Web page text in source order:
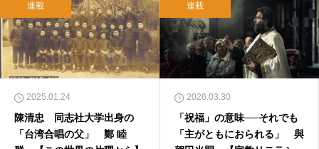
連載
2025.01.24
陳清忠 同志社大学出身の
「台湾合唱の父」 鄭 睦
連載
2026.03.30
「祝福」の意味──それでも
「主がともにおられる」 與